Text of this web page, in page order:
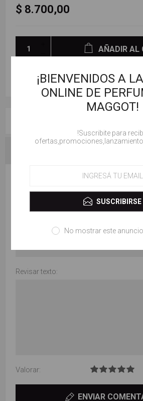
$ 8.700,00
AÑADIR AL
ESCRIBE TU PROPIO
Solo los usuarios registrados pueden
Título de la revisión:
Revisar texto:
Valorar:
ENVIAR
¡BIENVENIDOS A
ONLINE DE
MAGGOT!
!Suscribite para
SUSCRIBIRSE
No mostrar este